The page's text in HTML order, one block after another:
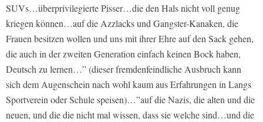
SUVs…überprivilegierte Pisser…die den Hals nicht voll genug
kriegen können…auf die Azzlacks und Gangster-Kanaken, die
Frauen besitzen wollen und uns mit ihrer Ehre auf den Sack gehen,
die auch in der zweiten Generation einfach keinen Bock haben,
Deutsch zu lernen…” (dieser fremdenfeindliche Ausbruch kann
sich dem Augenschein nach wohl kaum aus Erfahrungen in Langs
Sportverein oder Schule speisen)…”auf die Nazis, die alten und die
neuen, und die die nicht mal wissen, dass sie welche sind…und die